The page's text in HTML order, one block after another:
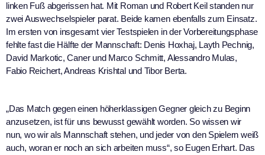
linken Fuß abgerissen hat. Mit Roman und Robert Keil standen nur
zwei Auswechselspieler parat. Beide kamen ebenfalls zum Einsatz.
Im ersten von insgesamt vier Testspielen in der Vorbereitungsphase
fehlte fast die Hälfte der Mannschaft: Denis Hoxhaj, Layth Pechnig,
David Markotic, Caner und Marco Schmitt, Alessandro Mulas,
Fabio Reichert, Andreas Krishtal und Tibor Berta.
„Das Match gegen einen höherklassigen Gegner gleich zu Beginn
anzusetzen, ist für uns bewusst gewählt worden. So wissen wir
nun, wo wir als Mannschaft stehen, und jeder von den Spielern weiß
auch, woran er noch an sich arbeiten muss“, so Eugen Erhart. Das